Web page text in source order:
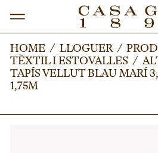
BUSCAR
HOME / LLOGUER /
TÈXTIL I ESTOVALLES /
TAPÍS VELLUT BLAU MARÍ
1,75M
HOME / LLOGUER /
TÈXTIL I ESTOVALLES /
TAPÍS VELLUT BLAU MARÍ
1,75M